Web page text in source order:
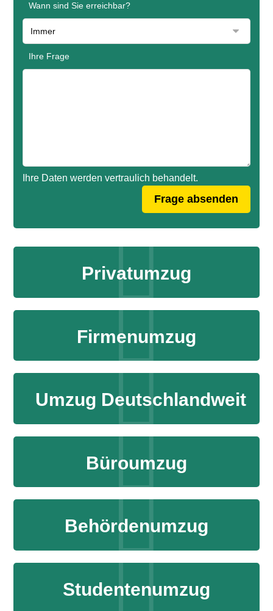
Wann sind Sie erreichbar?
Ihre Frage
Ihre Daten werden vertraulich behandelt.
Privatumzug
Firmenumzug
Umzug Deutschlandweit
Büroumzug
Behördenumzug
Studentenumzug